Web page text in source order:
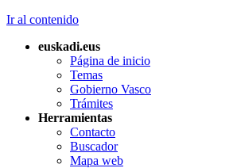
Ir al contenido
euskadi.eus
Página de inicio
Temas
Gobierno Vasco
Trámites
Herramientas
Contacto
Buscador
Mapa web